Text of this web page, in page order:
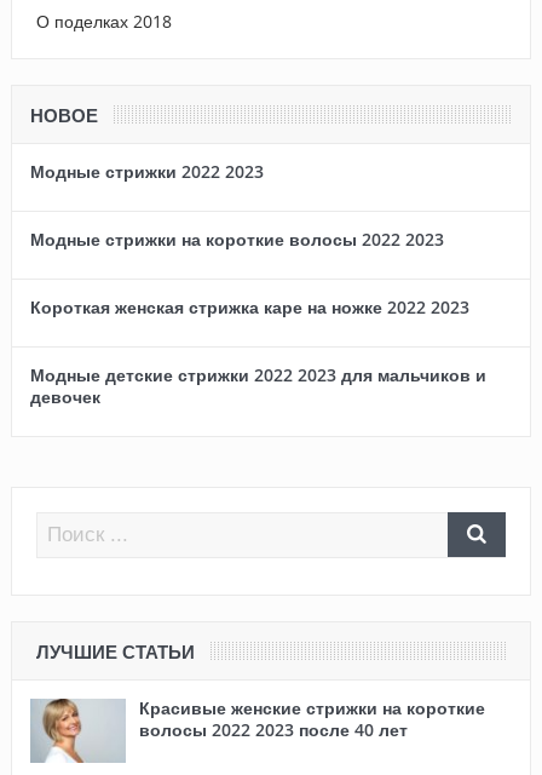
О поделках 2018
НОВОЕ
Модные стрижки 2022 2023
Модные стрижки на короткие волосы 2022 2023
Короткая женская стрижка каре на ножке 2022 2023
Модные детские стрижки 2022 2023 для мальчиков и
девочек
ЛУЧШИЕ СТАТЬИ
Красивые женские стрижки на короткие
волосы 2022 2023 после 40 лет